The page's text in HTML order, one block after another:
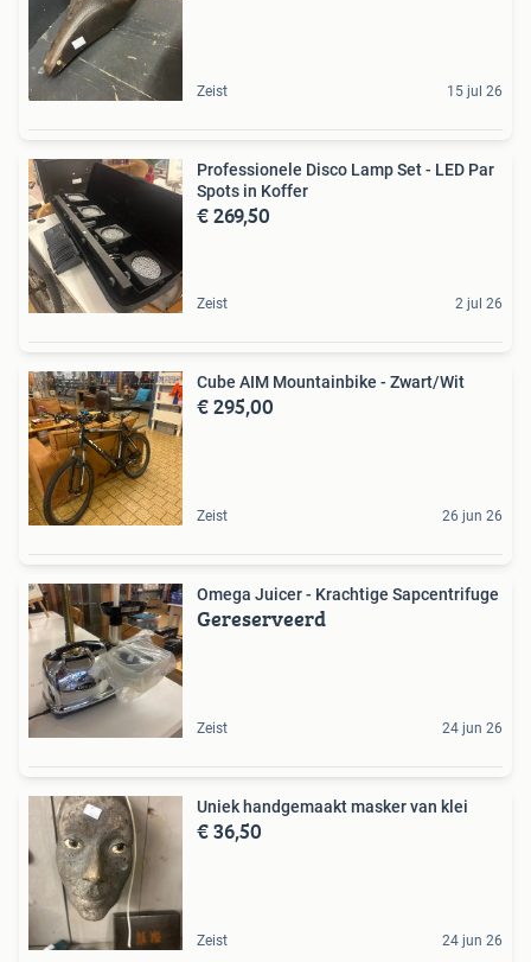
Zeist 15 jul 26
Professionele Disco Lamp Set - LED Par
Spots in Koffer
€ 269,50
Zeist 2 jul 26
Cube AIM Mountainbike - Zwart/Wit
€ 295,00
Zeist 26 jun 26
Omega Juicer - Krachtige Sapcentrifuge
Gereserveerd
Zeist 24 jun 26
Uniek handgemaakt masker van klei
€ 36,50
Zeist 24 jun 26